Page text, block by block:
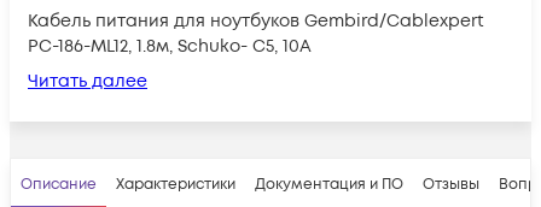
Кабель питания для ноутбуков Gembird/Cablexpert
PC-186-ML12, 1.8м, Schuko- C5, 10А
Читать далее
Описание Характеристики Документация и ПО Отзывы